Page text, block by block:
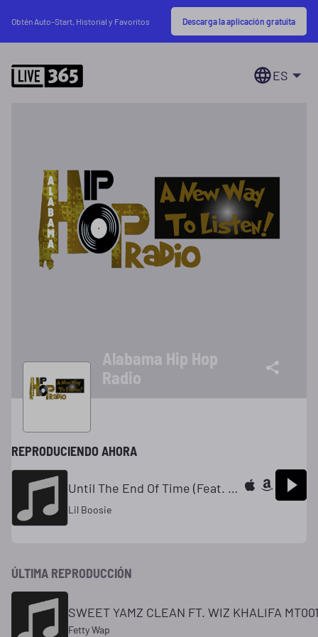
Obtén Auto-Start, Historial y Favoritos Descarga la aplicación gratuita
ES
Alabama Hip Hop
Radio
REPRODUCIENDO AHORA
Until The End Of Time (Feat. Money Bags)
Lil Boosie
ÚLTIMA REPRODUCCIÓN
SWEET YAMZ CLEAN FT. WIZ KHALIFA MT001
Fetty Wap